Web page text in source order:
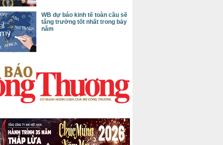
WB dự báo kinh tế toàn cầu sẽ
tăng trưởng tốt nhất trong bảy
năm